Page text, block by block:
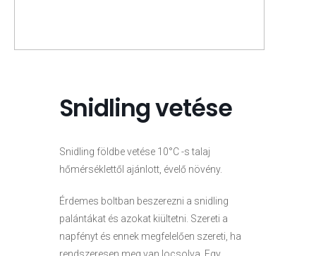
Snidling vetése
Snidling földbe vetése 10°C -s talaj
hőmérséklettől ajánlott, évelő növény.
Érdemes boltban beszerezni a snidling
palántákat és azokat kiültetni. Szereti a
napfényt és ennek megfelelően szereti, ha